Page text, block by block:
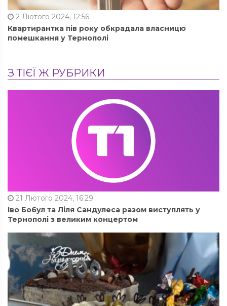
2 Лютого 2024, 12:56
Квартирантка пів року обкрадала власницю
помешкання у Тернополі
З ТІЄЇ Ж РУБРИКИ
21 Лютого 2024, 16:29
Іво Бобул та Ліля Сандулеса разом виступлять у
Тернополі з великим концертом